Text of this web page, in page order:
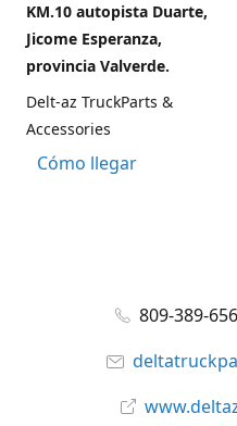
KM.10 autopista Duarte,
Jicome Esperanza,
provincia Valverde.
Delt-az TruckParts &
Accessories
Cómo llegar
809-389-